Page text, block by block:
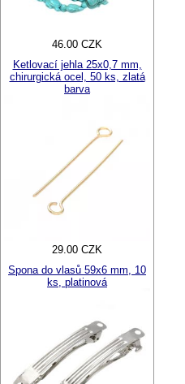
46.00 CZK
Ketlovací jehla 25x0,7 mm,
chirurgická ocel, 50 ks, zlatá
barva
29.00 CZK
Spona do vlasů 59x6 mm, 10
ks, platinová